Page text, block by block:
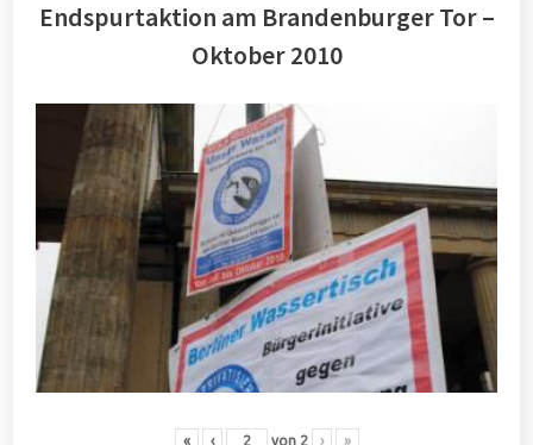
Endspurtaktion am Brandenburger Tor –
Oktober 2010
« ‹ von 2 › »